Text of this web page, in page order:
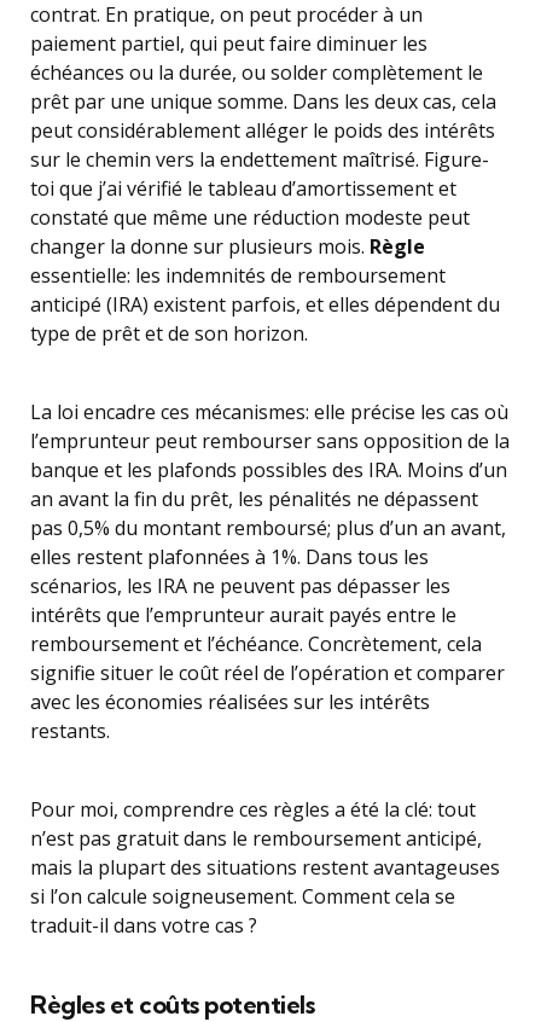
contrat. En pratique, on peut procéder à un
paiement partiel, qui peut faire diminuer les
échéances ou la durée, ou solder complètement le
prêt par une unique somme. Dans les deux cas, cela
peut considérablement alléger le poids des intérêts
sur le chemin vers la endettement maîtrisé. Figure-
toi que j’ai vérifié le tableau d’amortissement et
constaté que même une réduction modeste peut
changer la donne sur plusieurs mois. Règle
essentielle: les indemnités de remboursement
anticipé (IRA) existent parfois, et elles dépendent du
type de prêt et de son horizon.
La loi encadre ces mécanismes: elle précise les cas où
l’emprunteur peut rembourser sans opposition de la
banque et les plafonds possibles des IRA. Moins d’un
an avant la fin du prêt, les pénalités ne dépassent
pas 0,5% du montant remboursé; plus d’un an avant,
elles restent plafonnées à 1%. Dans tous les
scénarios, les IRA ne peuvent pas dépasser les
intérêts que l’emprunteur aurait payés entre le
remboursement et l’échéance. Concrètement, cela
signifie situer le coût réel de l’opération et comparer
avec les économies réalisées sur les intérêts
restants.
Pour moi, comprendre ces règles a été la clé: tout
n’est pas gratuit dans le remboursement anticipé,
mais la plupart des situations restent avantageuses
si l’on calcule soigneusement. Comment cela se
traduit-il dans votre cas ?
Règles et coûts potentiels